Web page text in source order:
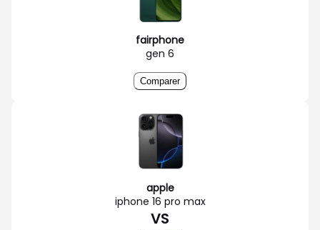
fairphone
gen 6
Comparer
apple
iphone 16 pro max
VS